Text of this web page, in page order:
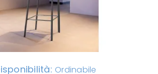
Ordinabile